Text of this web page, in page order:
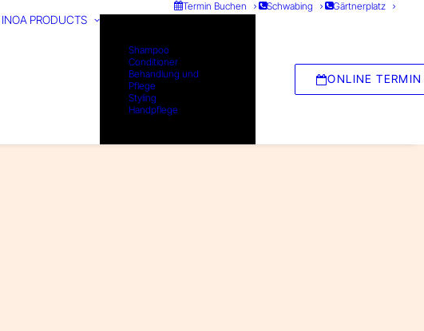
Termin Buchen Schwabing Gärtnerplatz
INOA PRODUCTS
Shampoo
Conditioner
Behandlung und
Pflege
Styling
Handpflege
ONLINE TERMIN